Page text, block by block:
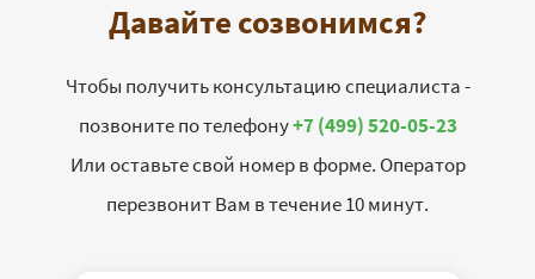
Давайте созвонимся?
Чтобы получить консультацию специалиста -
позвоните по телефону+7 (499) 520-05-23
Или оставьте свой номер в форме. Оператор
перезвонит Вам в течение 10 минут.